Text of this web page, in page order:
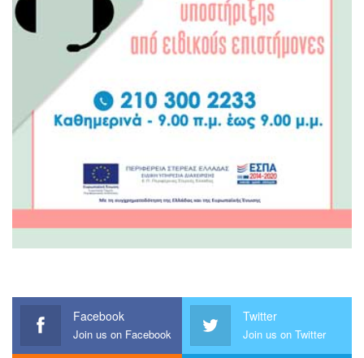
Facebook
Join us on Facebook
Twitter
Join us on Twitter